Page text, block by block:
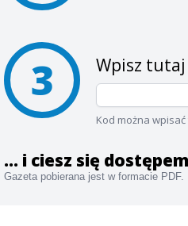
3 Wpisz
Kod można
... i ciesz się
Gazeta pobierana jest w formacie